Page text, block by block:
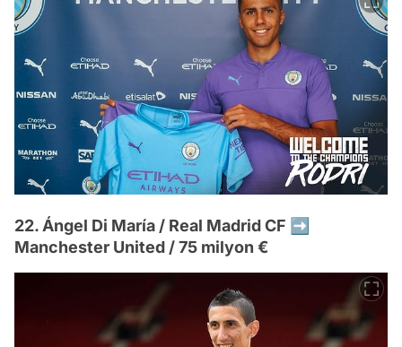
22. Ángel Di María / Real Madrid CF ➡️
Manchester United / 75 milyon €